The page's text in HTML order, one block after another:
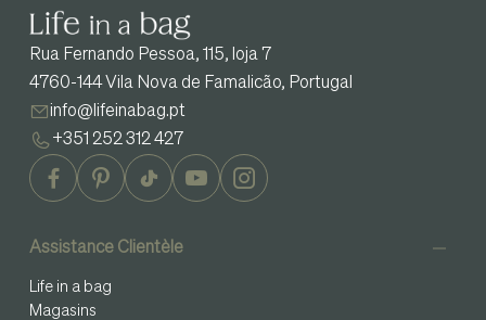
Rua Fernando Pessoa, 115, loja 7
4760-144 Vila Nova de Famalicão, Portugal
info@lifeinabag.pt
+351 252 312 427
Assistance Clientèle
Life in a bag
Magasins